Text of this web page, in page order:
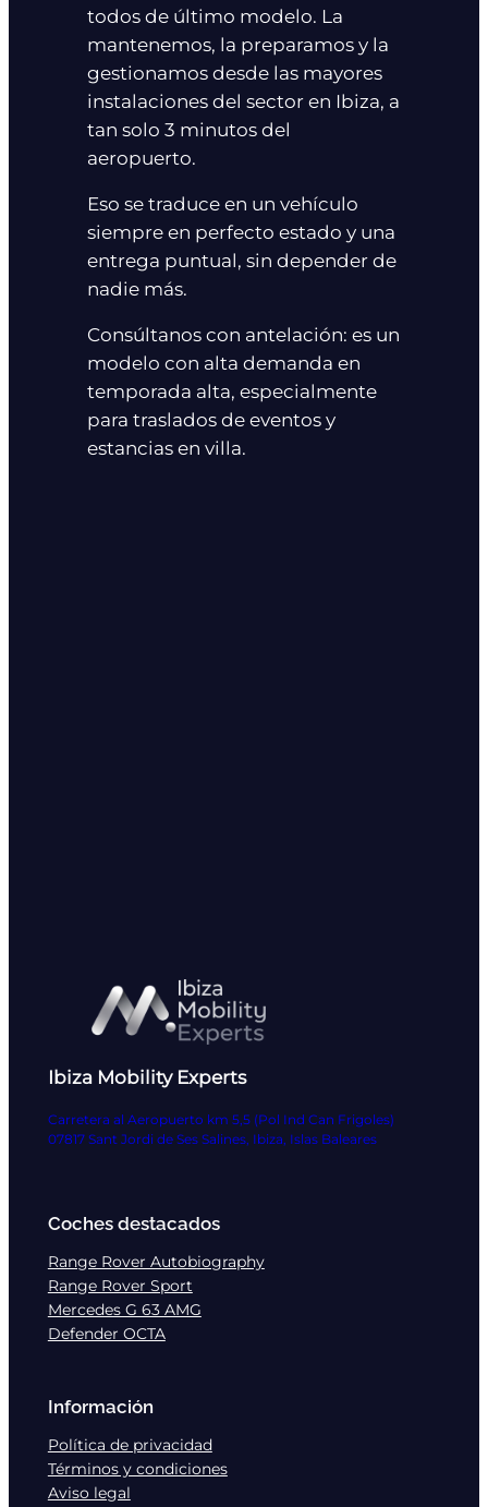
todos de último modelo. La
mantenemos, la preparamos y la
gestionamos desde las mayores
instalaciones del sector en Ibiza, a
tan solo 3 minutos del
aeropuerto.
Eso se traduce en un vehículo
siempre en perfecto estado y una
entrega puntual, sin depender de
nadie más.
Consúltanos con antelación: es un
modelo con alta demanda en
temporada alta, especialmente
para traslados de eventos y
estancias en villa.
Ibiza Mobility Experts
Carretera al Aeropuerto km 5,5 (Pol Ind Can Frigoles)
07817 Sant Jordi de Ses Salines, Ibiza, Islas Baleares
Coches destacados
Range Rover Autobiography
Range Rover Sport
Mercedes G 63 AMG
Defender OCTA
Información
Política de privacidad
Términos y condiciones
Aviso legal